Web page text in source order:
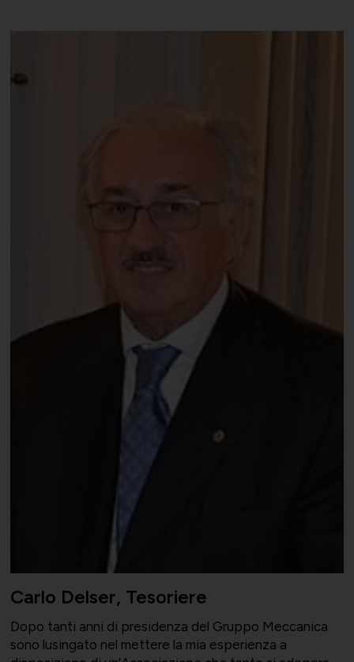
Carlo Delser, Tesoriere
Dopo tanti anni di presidenza del Gruppo Meccanica
sono lusingato nel mettere la mia esperienza a